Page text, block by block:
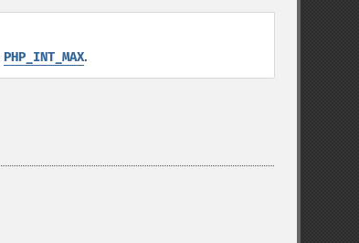
PHP_INT_MAX.